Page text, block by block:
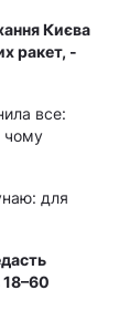
Києва
ракет, -
все:
чому
для
18–60